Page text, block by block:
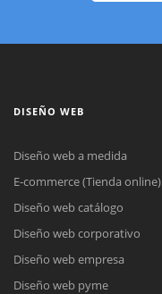
DISEÑO WEB
Diseño web a medida
E-commerce (Tienda online)
Diseño web catálogo
Diseño web corporativo
Diseño web empresa
Diseño web pyme